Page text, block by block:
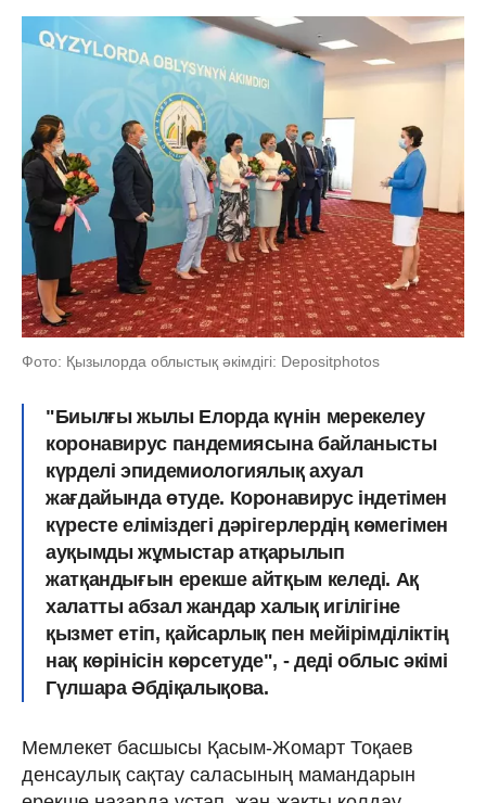
Фото: Қызылорда облыстық әкімдігі: Depositphotos
"Биылғы жылы Елорда күнін мерекелеу
коронавирус пандемиясына байланысты
күрделі эпидемиологиялық ахуал
жағдайында өтуде. Коронавирус індетімен
күресте еліміздегі дәрігерлердің көмегімен
ауқымды жұмыстар атқарылып
жатқандығын ерекше айтқым келеді. Ақ
халатты абзал жандар халық игілігіне
қызмет етіп, қайсарлық пен мейірімділіктің
нақ көрінісін көрсетуде", - деді облыс әкімі
Гүлшара Әбдіқалықова.
Мемлекет басшысы Қасым-Жомарт Тоқаев
денсаулық сақтау саласының мамандарын